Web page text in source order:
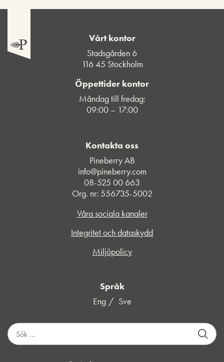
Vårt kontor
Stadsgården 6
116 45 Stockholm
Öppettider kontor
Måndag till fredag:
09:00 – 17:00
Kontakta oss
Pineberry AB
info@pineberry.com
08-525 00 663
Org. nr: 556735-5002
Våra sociala kanaler
Integritet och dataskydd
Miljöpolicy
Språk
Eng
Sve
S
ö
k